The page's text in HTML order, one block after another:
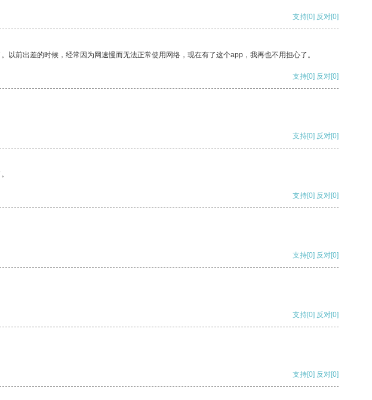
支持[0] 反对[0]
前出差的时候，经常因为网速慢而无法正常使用网络，现在有了这个app，我再也不用担心了。
支持[0] 反对[0]
支持[0] 反对[0]
支持[0] 反对[0]
支持[0] 反对[0]
支持[0] 反对[0]
支持[0] 反对[0]